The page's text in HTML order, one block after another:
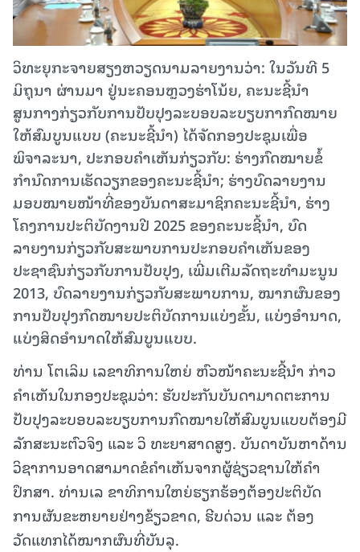
ວິທະຍຸກະຈາຍສຽງຫວຽດນາມລາຍງານວ່າ: ໃນວັນທີ 5
ມິຖຸນາ ຜ່ານມາ ຢູ່ນະຄອນຫຼວງຮ່າໂນ້ຍ, ຄະນະຊີ້ນຳ
ສູນກາງກ່ຽວກັບການປັບປຸງລະບອບລະບຽບກາກົດໝາຍ
ໃຫ້ສົມບູນແບບ (ຄະນະຊີ້ນຳ) ໄດ້ຈັດກອງປະຊຸມເພື່ອ
ພິຈາລະນາ, ປະກອບຄຳເຫັນກ່ຽວກັບ: ຮ່າງກົດໝາຍຂໍ້
ກຳນົດການເຮັດວຽກຂອງຄະນະຊີ້ນຳ; ຮ່າງບົດລາຍງານ
ມອບໝາຍໜ້າທີ່ຂອງບັນດາສະມາຊິກຄະນະຊີ້ນຳ, ຮ່າງ
ໂຄງການປະຕິບັດງານປີ 2025 ຂອງຄະນະຊີ້ນຳ, ບົດ
ລາຍງານກ່ຽວກັບສະພາບການປະກອບຄຳເຫັນຂອງ
ປະຊາຊົນກ່ຽວກັບການປັບປຸງ, ເພີ່ມເຕີມລັດຖະທຳມະນູນ
2013, ບົດລາຍງານກ່ຽວກັບສະພາບການ, ໝາກຜົນຂອງ
ການປັບປຸງກົດໝາຍປະຕິບັດການແບ່ງຂັ້ນ, ແບ່ງອຳນາດ,
ແບ່ງສິດອຳນາດໃຫ້ສົມບູນແບບ.
ທ່ານ ໂຕເລິມ ເລຂາທິການໃຫຍ່ ຫົວໜ້າຄະນະຊີ້ນຳ ກ່າວ
ຄຳເຫັນໃນກອງປະຊຸມວ່າ: ຮັບປະກັນບັນດາມາດຕະການ
ປັບປຸງລະບອບລະບຽບການກົດໝາຍໃຫ້ສົມບູນແບບຕ້ອງມີ
ລັກສະນະຕົວຈິງ ແລະ ວິ ທະຍາສາດສູງ. ບັນດາບັນຫາດ້ານ
ວິຊາການອາດສາມາດຂໍຄຳເຫັນຈາກຜູ້ຊ່ຽວຊານໃຫ້ຄຳ
ປຶກສາ. ທ່ານເລ ຂາທິການໃຫຍ່ຮຽກຮ້ອງຕ້ອງປະຕິບັດ
ການຜັນຂະຫຍາຍຢ່າງຂ້ຽວຂາດ, ຮີບດ່ວນ ແລະ ຕ້ອງ
ວັດແທກໄດ້ໝາກຜົນທີ່ບັນລຸ.